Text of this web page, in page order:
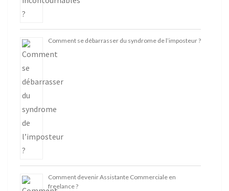
Comment se débarrasser du syndrome de l’imposteur ?
Comment devenir Assistante Commerciale en
freelance ?